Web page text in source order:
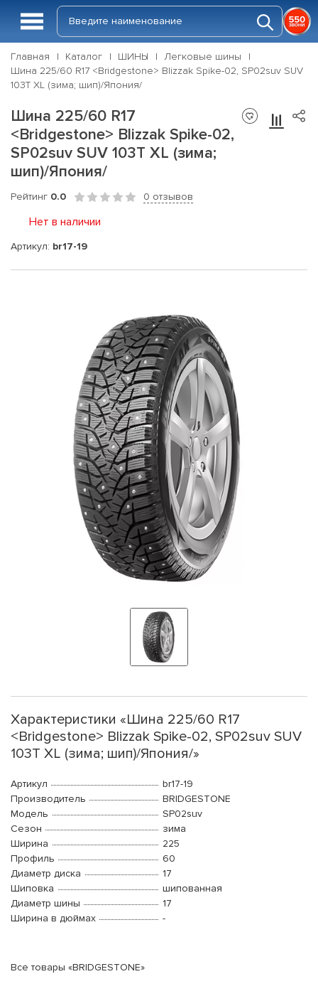
Главная Каталог ШИНЫ
Легковые шины
Шина 225/60 R17 <Bridgestone> Blizzak Spike-02, SP02suv SUV
103T XL (зима; шип)/Япония/
Шина 225/60 R17
<Bridgestone> Blizzak Spike-02,
SP02suv SUV 103T XL (зима;
шип)/Япония/
Рейтинг 0.0 0 отзывов
Нет в наличии
Артикул: br17-19
Характеристики «Шина 225/60 R17
<Bridgestone> Blizzak Spike-02, SP02suv SUV
103T XL (зима; шип)/Япония/»
Артикул
br17-19
Производитель
BRIDGESTONE
Модель
SP02suv
Сезон
зима
Ширина
225
Профиль
60
Диаметр диска
17
Шиповка
шипованная
Диаметр шины
17
Ширина в дюймах
-
Все товары «BRIDGESTONE»